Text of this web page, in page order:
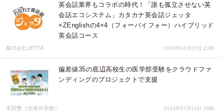
英会話業界もコラボの時代！「誰も孤立させない英
会話エコシステム」カタカナ英会話ジェッタ
×ZEnglishの4×4（フォーバイフォー）ハイブリッド
英会話コース
株式会社JETTA 2024年02月27日 23時
偏差値35の底辺高校生の医学部受験をクラウドファ
ンディングのプロジェクトで支援
永田塾（北本向学館） 2023年07月13日 15時